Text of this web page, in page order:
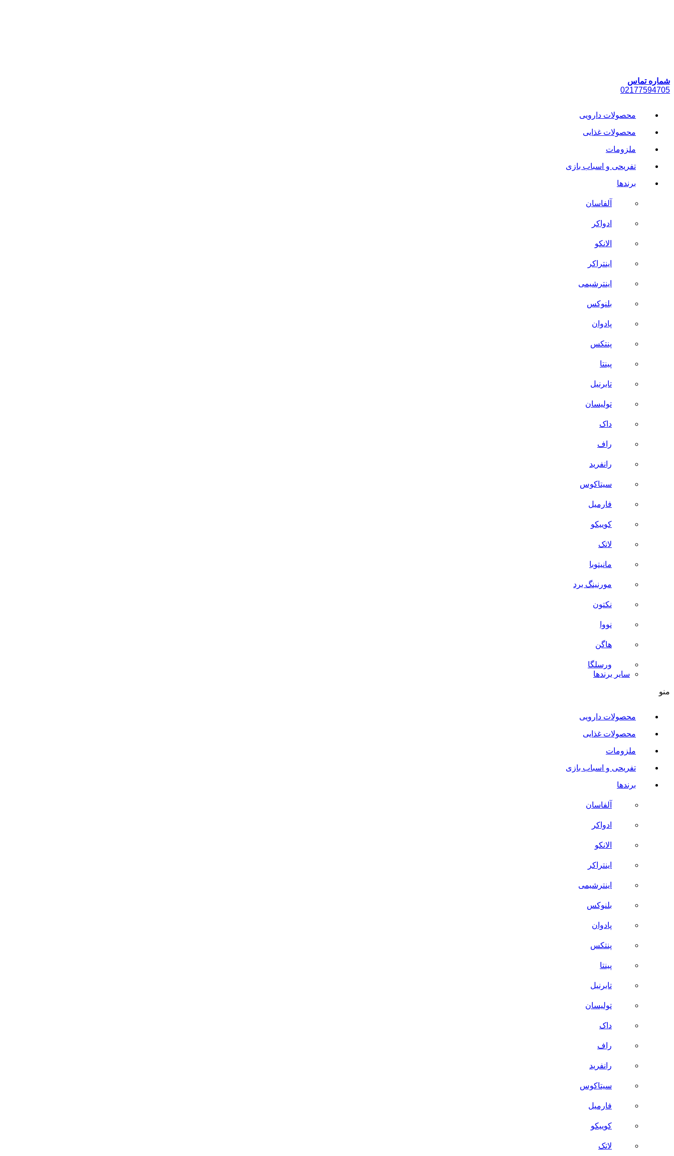
شماره تماس
02177594705
محصولات دارویی
محصولات غذایی
ملزومات
تفریحی و اسباب بازی
برندها
آلفاسان
ادواکر
الانکو
اینتراکر
اینترشیمی
بلنوکس
پادوان
پنتکس
پینتا
تابرنیل
تولیسان
داک
راف
رانفرید
سیتاکوس
فارمیل
کوییکو
لاتک
مانیتوبا
مورنینگ برد
نکتون
نووا
هاگن
ورسلگا
سایر برند‌ها
منو
محصولات دارویی
محصولات غذایی
ملزومات
تفریحی و اسباب بازی
برندها
آلفاسان
ادواکر
الانکو
اینتراکر
اینترشیمی
بلنوکس
پادوان
پنتکس
پینتا
تابرنیل
تولیسان
داک
راف
رانفرید
سیتاکوس
فارمیل
کوییکو
لاتک